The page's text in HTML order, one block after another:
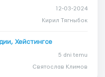
12-03-2024
Кирил Тягныбок
Хейстингсе
5 dni temu
Святослав Климов